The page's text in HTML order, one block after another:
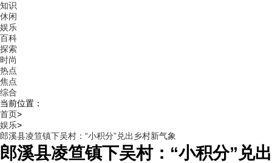
知识
休闲
娱乐
百科
探索
时尚
热点
焦点
综合
当前位置：
首页>
娱乐>
郎溪县凌笪镇下吴村：“小积分”兑出乡村新气象
郎溪县凌笪镇下吴村：“小积分”兑出